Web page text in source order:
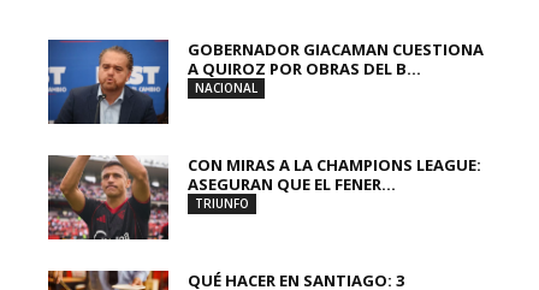
GOBERNADOR GIACAMAN CUESTIONA
A QUIROZ POR OBRAS DEL B...
NACIONAL
CON MIRAS A LA CHAMPIONS LEAGUE:
ASEGURAN QUE EL FENER...
TRIUNFO
QUÉ HACER EN SANTIAGO: 3